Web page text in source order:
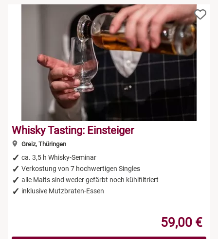
Whisky Tasting: Einsteiger
Greiz, Thüringen
ca. 3,5 h Whisky-Seminar
Verkostung von 7 hochwertigen Singles
alle Malts sind weder gefärbt noch kühlfiltriert
inklusive Mutzbraten-Essen
59,00 €